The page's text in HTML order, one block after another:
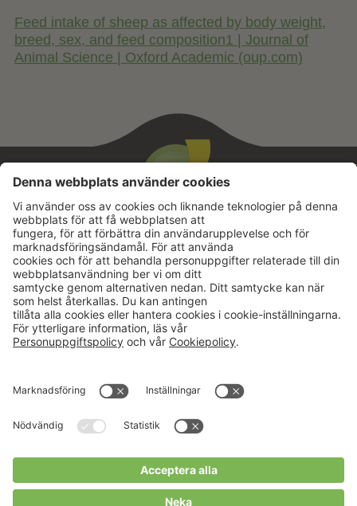
Feed intake of sheep as affected by body weight,
breed, sex, and feed composition1 | Journal of
Animal Science | Oxford Academic (oup.com)
Aktuellt
Karriär
Kalender
Press & media
Om oss
Verksamheter
Hushållningssällskapens
Förbund
Tjänster
Välkommen till Portalen!